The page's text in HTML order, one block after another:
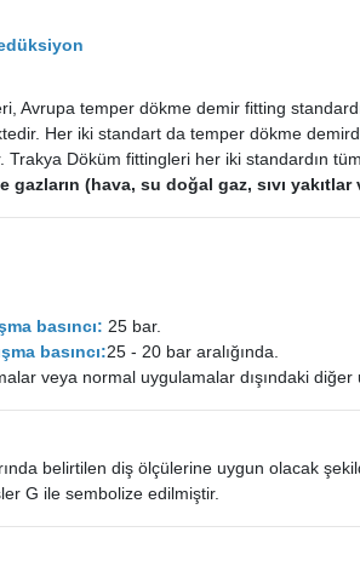
Avrupa temper dökme demir fitting
Her iki standart da temper dökme
Trakya Döküm fittingleri her iki standardın
(hava, su doğal gaz, sıvı
basıncı: 25 bar.
basıncı:25 - 20 bar aralığında.
veya normal uygulamalar dışındaki diğer
belirtilen diş ölçülerine uygun olacak
G ile sembolize edilmiştir.